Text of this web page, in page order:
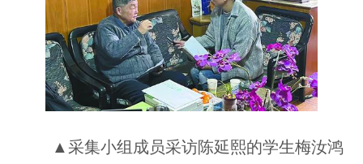
▲采集小组成员采访陈延熙的学生梅汝鸿